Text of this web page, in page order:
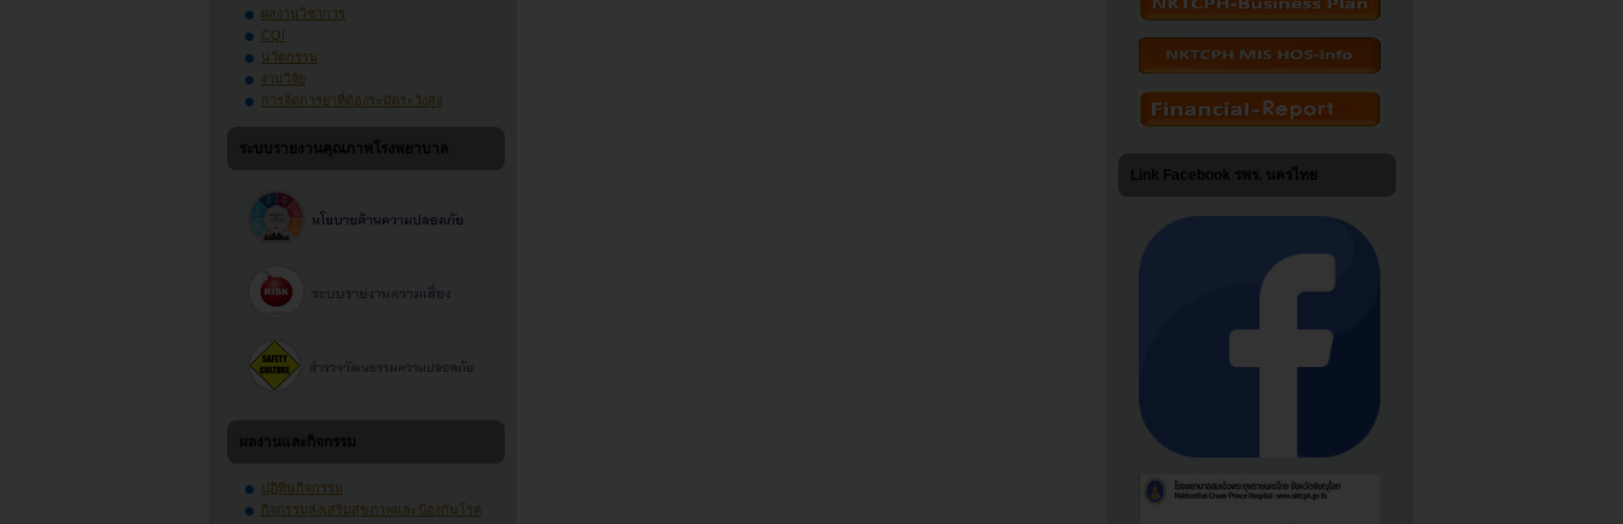
ผลงานวิชาการ
CQI
นวัตกรรม
งานวิจัย
การจัดการยาที่ต้องระมัดระวังสูง
ระบบรายงานคุณภาพโรงพยาบาล
ผลงานและกิจกรรม
ปฏิทินกิจกรรม
กิจกรรมส่งเสริมสุขภาพและป้องกันโรค
Link Facebook รพร. นครไทย